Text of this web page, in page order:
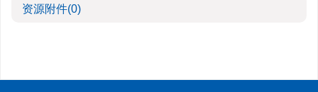
资源附件(0)